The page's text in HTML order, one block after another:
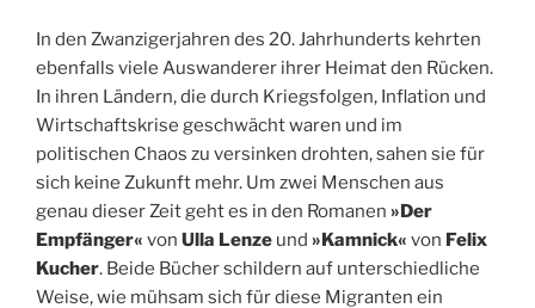
In den Zwanzigerjahren des 20. Jahrhunderts kehrten
ebenfalls viele Auswanderer ihrer Heimat den Rücken.
In ihren Ländern, die durch Kriegsfolgen, Inflation und
Wirtschaftskrise geschwächt waren und im
politischen Chaos zu versinken drohten, sahen sie für
sich keine Zukunft mehr. Um zwei Menschen aus
genau dieser Zeit geht es in den Romanen »Der
Empfänger« von Ulla Lenze und »Kamnick« von Felix
Kucher. Beide Bücher schildern auf unterschiedliche
Weise, wie mühsam sich für diese Migranten ein